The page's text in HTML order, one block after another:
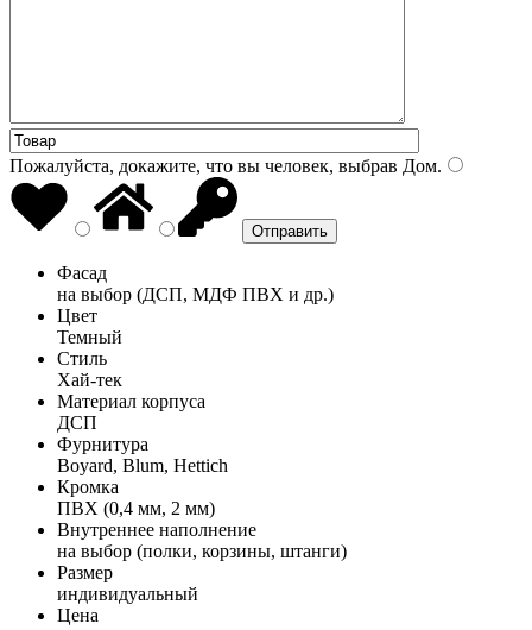
Пожалуйста, докажите, что вы человек, выбрав Дом.
Фасад
на выбор (ДСП, МДФ ПВХ и др.)
Цвет
Темный
Стиль
Хай-тек
Материал корпуса
ДСП
Фурнитура
Boyard, Blum, Hettich
Кромка
ПВХ (0,4 мм, 2 мм)
Внутреннее наполнение
на выбор (полки, корзины, штанги)
Размер
индивидуальный
Цена